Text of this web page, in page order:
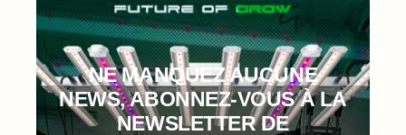
NE MANQUEZ AUCUNE
NEWS, ABONNEZ-VOUS À LA
NEWSLETTER DE